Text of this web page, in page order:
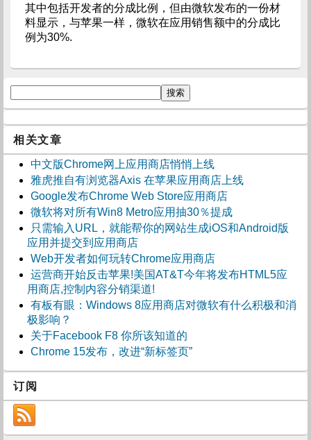
其中包括开发者的分成比例，但由微软发布的一份材
料显示，与苹果一样，微软在应用销售额中的分成比
例为30%.
相关文章
中文版Chrome网上应用商店悄悄上线
雅虎推自有浏览器Axis 在苹果应用商店上线
Google发布Chrome Web Store应用商店
微软将对所有Win8 Metro应用抽30％提成
只需输入URL，就能帮你的网站生成iOS和Android版
应用并提交到应用商店
Web开发者如何玩转Chrome应用商店
运营商开始反击苹果!美国AT&T今年将发布HTML5应
用商店,控制内容分销渠道!
有板有眼：Windows 8应用商店对微软有什么积极和消
极影响？
关于Facebook F8 你所该知道的
Chrome 15发布，改进“新标签页”
订阅